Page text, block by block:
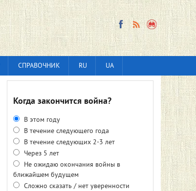
СПРАВОЧНИК RU UA
Когда закончится война?
В этом году
В течение следующего года
В течение следующих 2-3 лет
Через 5 лет
Не ожидаю окончания войны в
ближайшем будущем
Сложно сказать / нет уверенности